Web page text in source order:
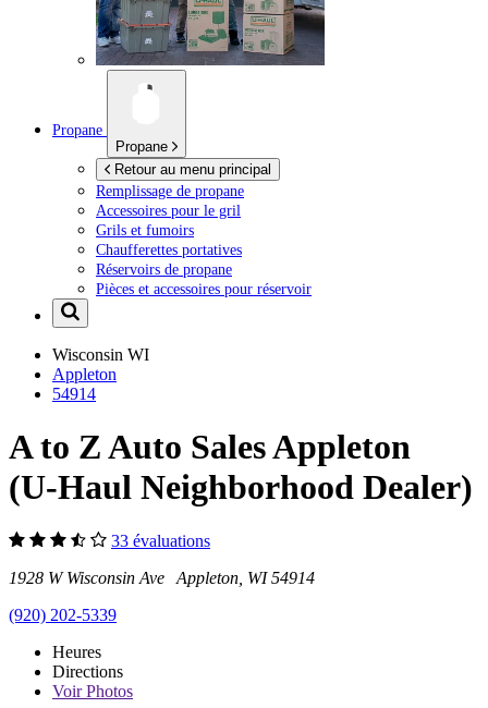
Propane
Propane
Retour au menu principal
Remplissage de propane
Accessoires pour le gril
Grils et fumoirs
Chaufferettes portatives
Réservoirs de propane
Pièces et accessoires pour réservoir
Wisconsin WI
Appleton
54914
A to Z Auto Sales Appleton
(U-Haul Neighborhood Dealer)
33 évaluations
1928 W Wisconsin Ave Appleton, WI 54914
(920) 202-5339
Heures
Directions
VoirPhotos